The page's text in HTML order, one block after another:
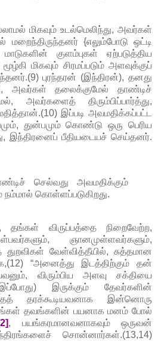
மிகவும் உடல்மெலிந்து, அவர்கள்
{எலும்போடு ஒட்டி
குளம்புகள் ஏற்படுத்திய
மிகவும் சிரமப்படும் அளவுக்குப்
புரந்தரன் (இந்திரன்), தனது
அவர்கள் தலைக்குமேல் தாண்டிச்
அவர்களைத் திரும்பிப்பார்த்து,
இப்படி அவமதிக்கப்பட்ட
துன்பமும் கொண்டு ஒரு பெரிய
இந்திரனைப் பீதியடையச் செய்தனர்.
செல்வது அவமதிக்கும்
கொள்ளப்படுகிறது.
விருப்பத்தை நிறைவேற்ற,
ஞானமுள்ளவர்களும்,
வேள்வித்தீயில், சுத்தமான
“அனைத்து இடத்திற்கும் தன்
விரும்பிய அளவு சக்தியை
இருக்கும் தேவர்களின்
தரக்கூடியவனாக இன்னொரு
தவங்களின் பயனாக மனம் போல்
, பயங்கரமானவனாகவும் ஒருவன்
சொன்னார்கள்.(13,14)